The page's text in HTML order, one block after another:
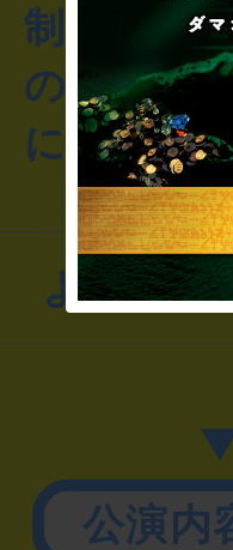
制作のご
のお客様
にお問い
よくある
公演内